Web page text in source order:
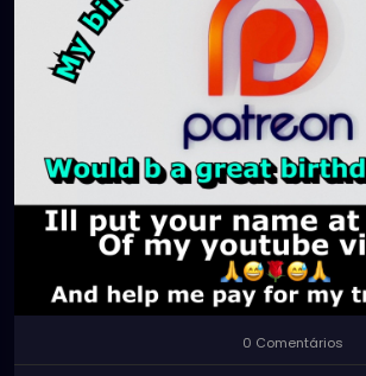
0 Comentários